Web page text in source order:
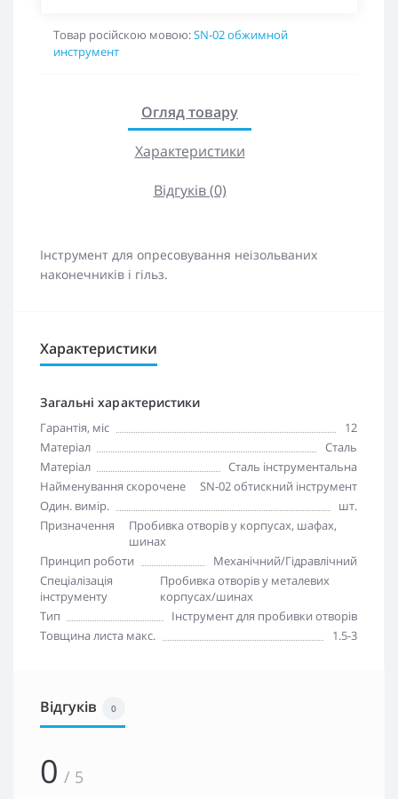
Товар російскою мовою:SN-02 обжимной
инструмент
Огляд товару
Характеристики
Відгуків (0)
Інструмент для опресовування неізольваних
наконечників і гільз.
Характеристики
Загальні характеристики
Гарантія, міс
12
Матеріал
Сталь
Матеріал
Сталь інструментальна
Найменування скорочене
SN-02 обтискний інструмент
Один. вимір.
шт.
Призначення
Пробивка отворів у корпусах, шафах,
шинах
Принцип роботи
Механічний/Гідравлічний
Спеціалізація
інструменту
Пробивка отворів у металевих
корпусах/шинах
Тип
Інструмент для пробивки отворів
Товщина листа макс.
1.5-3
Відгуків 0
0 / 5